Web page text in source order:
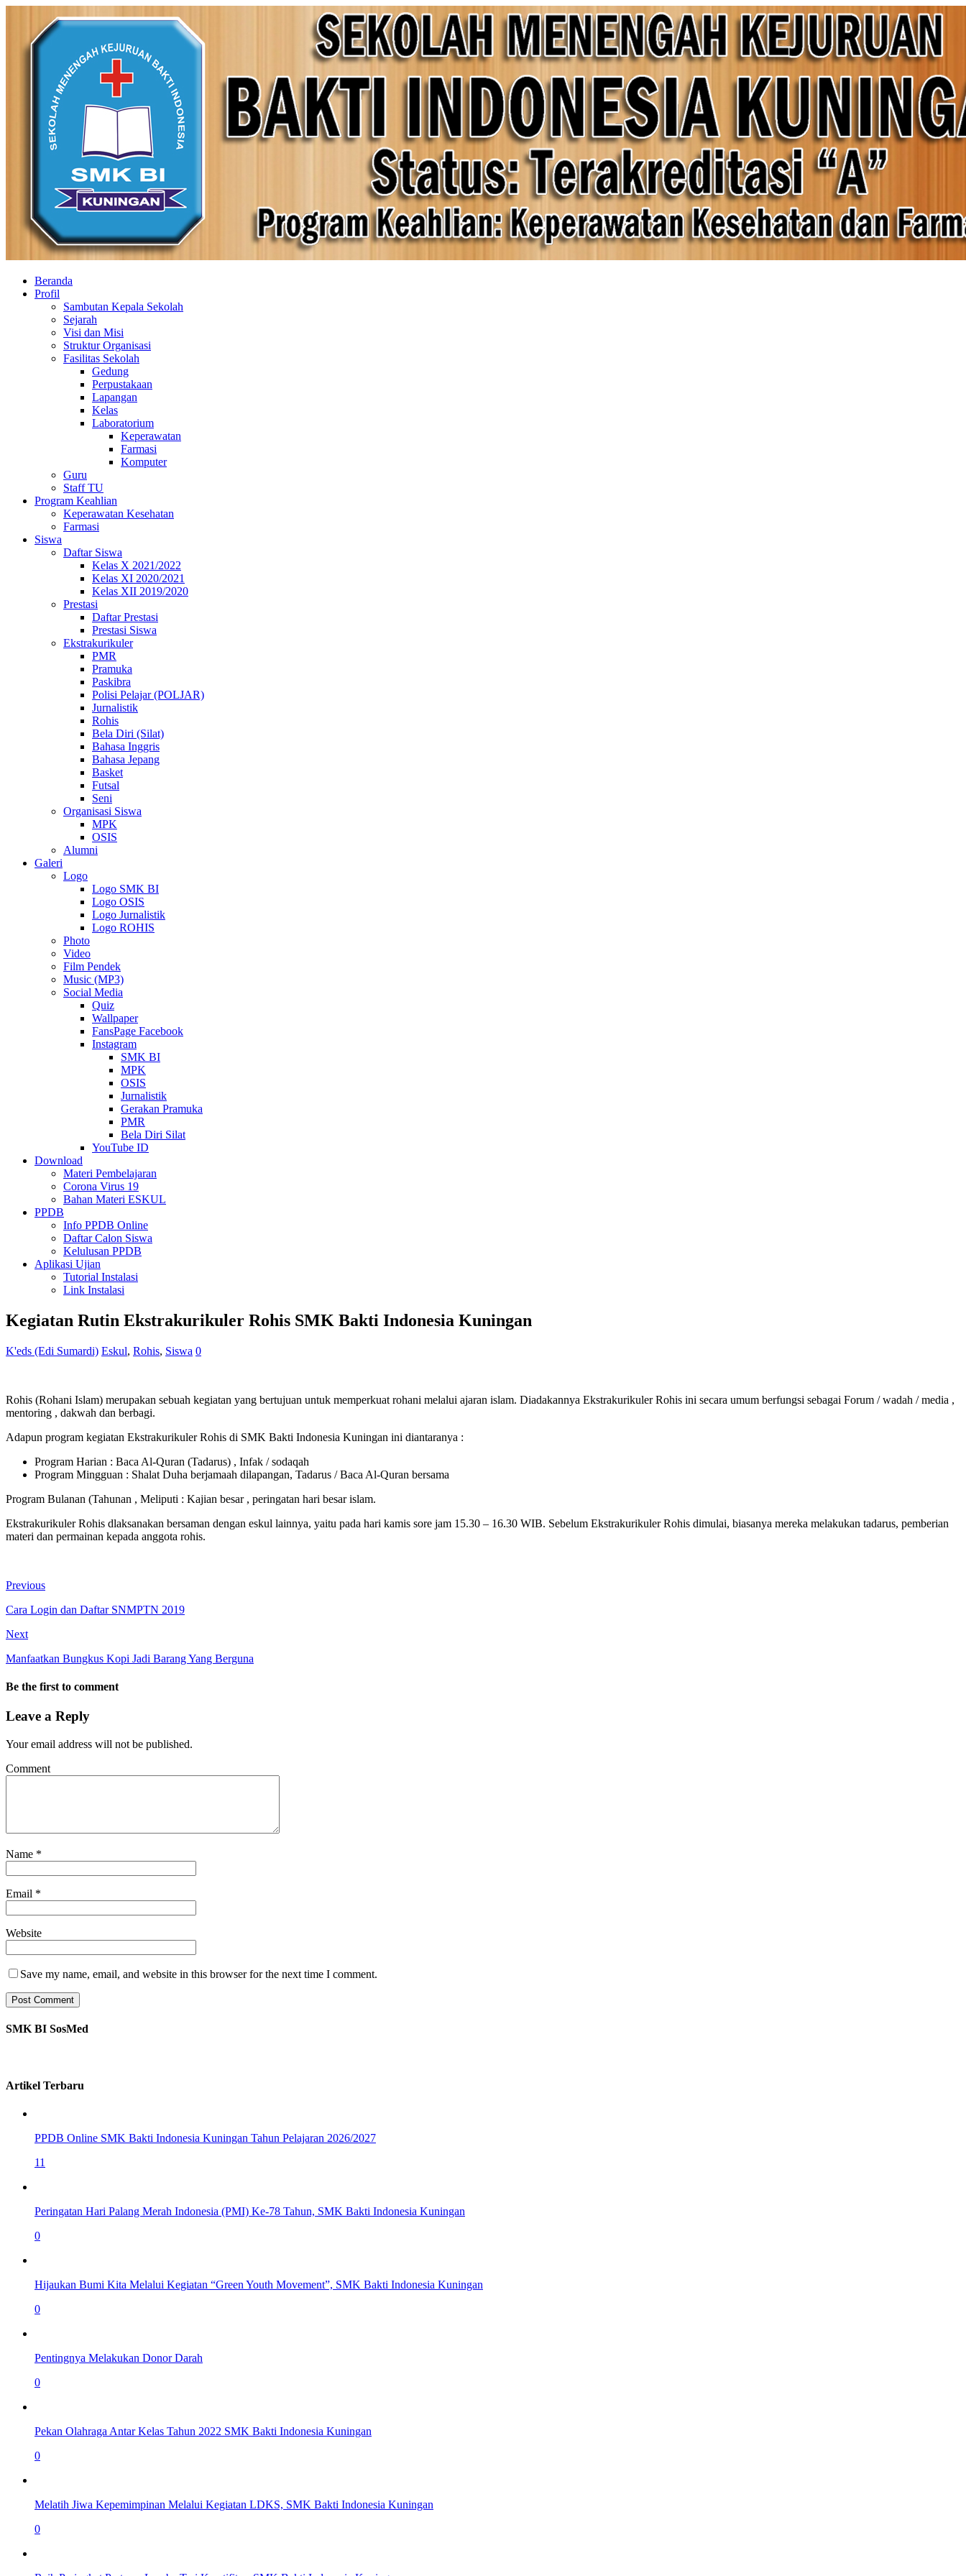
Beranda
Profil
Sambutan Kepala Sekolah
Sejarah
Visi dan Misi
Struktur Organisasi
Fasilitas Sekolah
Gedung
Perpustakaan
Lapangan
Kelas
Laboratorium
Keperawatan
Farmasi
Komputer
Guru
Staff TU
Program Keahlian
Keperawatan Kesehatan
Farmasi
Siswa
Daftar Siswa
Kelas X 2021/2022
Kelas XI 2020/2021
Kelas XII 2019/2020
Prestasi
Daftar Prestasi
Prestasi Siswa
Ekstrakurikuler
PMR
Pramuka
Paskibra
Polisi Pelajar (POLJAR)
Jurnalistik
Rohis
Bela Diri (Silat)
Bahasa Inggris
Bahasa Jepang
Basket
Futsal
Seni
Organisasi Siswa
MPK
OSIS
Alumni
Galeri
Logo
Logo SMK BI
Logo OSIS
Logo Jurnalistik
Logo ROHIS
Photo
Video
Film Pendek
Music (MP3)
Social Media
Quiz
Wallpaper
FansPage Facebook
Instagram
SMK BI
MPK
OSIS
Jurnalistik
Gerakan Pramuka
PMR
Bela Diri Silat
YouTube ID
Download
Materi Pembelajaran
Corona Virus 19
Bahan Materi ESKUL
PPDB
Info PPDB Online
Daftar Calon Siswa
Kelulusan PPDB
Aplikasi Ujian
Tutorial Instalasi
Link Instalasi
Kegiatan Rutin Ekstrakurikuler Rohis SMK Bakti Indonesia Kuningan
K'eds (Edi Sumardi) Eskul, Rohis, Siswa 0
Rohis (Rohani Islam) merupakan sebuah kegiatan yang bertujuan untuk memperkuat rohani melalui ajaran islam. Diadakannya Ekstrakurikuler Rohis ini secara umum berfungsi sebagai Forum / wadah / media ,
mentoring , dakwah dan berbagi.
Adapun program kegiatan Ekstrakurikuler Rohis di SMK Bakti Indonesia Kuningan ini diantaranya :
Program Harian : Baca Al-Quran (Tadarus) , Infak / sodaqah
Program Mingguan : Shalat Duha berjamaah dilapangan, Tadarus / Baca Al-Quran bersama
Program Bulanan (Tahunan , Meliputi : Kajian besar , peringatan hari besar islam.
Ekstrakurikuler Rohis dlaksanakan bersaman dengan eskul lainnya, yaitu pada hari kamis sore jam 15.30 – 16.30 WIB. Sebelum Ekstrakurikuler Rohis dimulai, biasanya mereka melakukan tadarus, pemberian
materi dan permainan kepada anggota rohis.
Previous
Cara Login dan Daftar SNMPTN 2019
Next
Manfaatkan Bungkus Kopi Jadi Barang Yang Berguna
Be the first to comment
Leave a Reply
Your email address will not be published.
Comment
Name *
Email *
Website
Save my name, email, and website in this browser for the next time I comment.
SMK BI SosMed
Artikel Terbaru
PPDB Online SMK Bakti Indonesia Kuningan Tahun Pelajaran 2026/2027
11
Peringatan Hari Palang Merah Indonesia (PMI) Ke-78 Tahun, SMK Bakti Indonesia Kuningan
0
Hijaukan Bumi Kita Melalui Kegiatan “Green Youth Movement”, SMK Bakti Indonesia Kuningan
0
Pentingnya Melakukan Donor Darah
0
Pekan Olahraga Antar Kelas Tahun 2022 SMK Bakti Indonesia Kuningan
0
Melatih Jiwa Kepemimpinan Melalui Kegiatan LDKS, SMK Bakti Indonesia Kuningan
0